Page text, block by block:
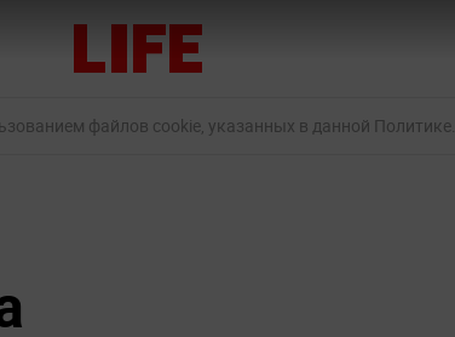
файлов cookie, указанных в данной Политике.